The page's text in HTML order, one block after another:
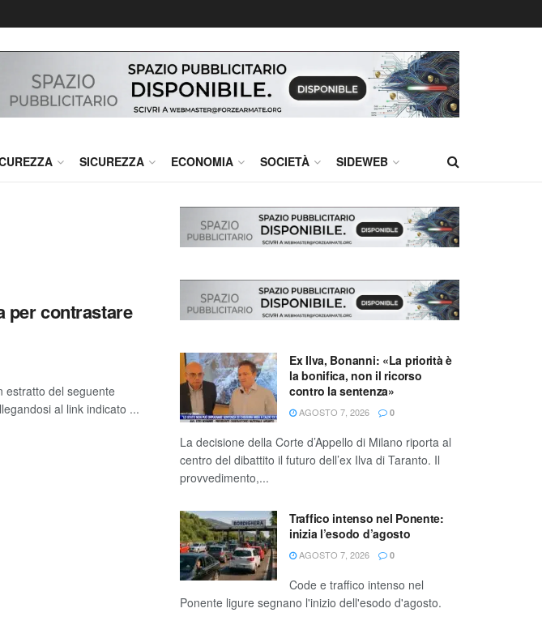
SICUREZZA ECONOMIA SOCIETÀ SIDEWEB
per contrastare
estratto del seguente
al link indicato ...
Ex Ilva, Bonanni: «La priorità è
la bonifica, non il ricorso
contro la sentenza»
AGOSTO 7, 2026 0
La decisione della Corte d’Appello di Milano riporta al
centro del dibattito il futuro dell’ex Ilva di Taranto. Il
provvedimento,...
Traffico intenso nel Ponente:
inizia l’esodo d’agosto
AGOSTO 7, 2026 0
Code e traffico intenso nel
Ponente ligure segnano l'inizio dell'esodo d'agosto.